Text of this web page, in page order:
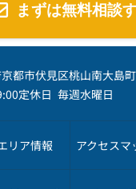
まずは無料相談
都市伏見区桃山南大島
定休日 毎週水曜日
リア情報 アクセスマ